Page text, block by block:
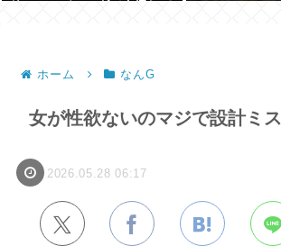
ホーム なんG
女が性欲ないのマジで設計ミ
2026.05.28 06:17